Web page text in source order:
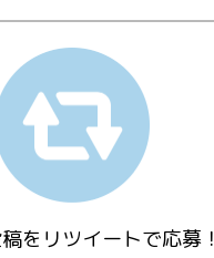
を リツイートで応募！